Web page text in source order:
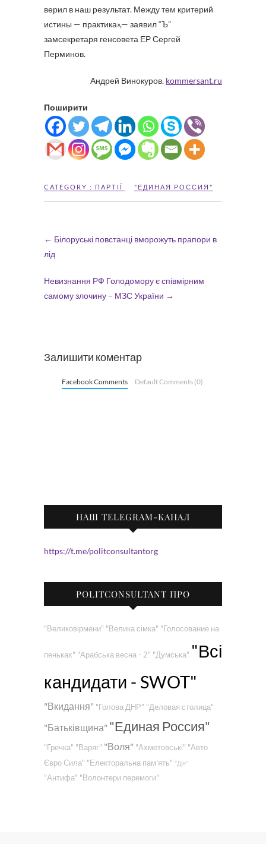
верил в наш результат. Между тем критерий
истины — практика»,— заявил “Ъ”
замсекретаря генсовета ЕР Сергей
Перминов.
Андрей Винокуров. kommersant.ru
Поширити
CATEGORY : ПАРТІЇ "ЕДИНАЯ РОССИЯ"
← Білоруські повстанці вморожуть прапори в
лід
Невизнання РФ Голодомору є співмірним
самому злочину – МЗС України →
Залишити коментар
Facebook Comments Default Comments (0)
НАШ TELEGRAM-КАНАЛ
https://t.me/politconsultantorg
POLITCONSULTANT ПРО
"Великовірмени" "Велика сімка" "Голосование на
пеньках" "Арабська весна - 2" "Думська" "Всі
кандидати - SWOT"
"Вкидання" "Голова ДНР" "Деловая столица"
"Батьківщина" "Единая Россия"
"Гречка" "Варяг" "Воля" "Ахметовські" "Авто
Євро Сила" "Електоральна пам'ять" "Дія"
"Антифа" "Волонтери перемоги"